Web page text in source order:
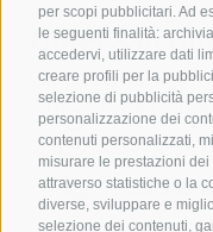
per scopi pubblicitari. Ad
le seguenti finalità:
accedervi, utilizzare dati
creare profili per la
selezione di pubblicità
personalizzazione dei
contenuti personalizzati,
misurare le prestazioni
attraverso statistiche o la
diverse, sviluppare e
selezione dei contenuti,
Hotel San
Via G. A. Silla
17024 Finale Ligure
+39 349
+39 349